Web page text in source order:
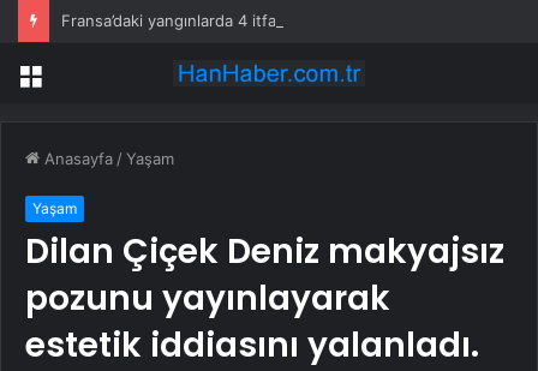
Fransa’daki yangınlarda 4 itfaiye eri hayatını kaybetti
Menü
Anasayfa /Yaşam
Yaşam
Dilan Çiçek Deniz makyajsız
pozunu yayınlayarak
estetik iddiasını yalanladı.